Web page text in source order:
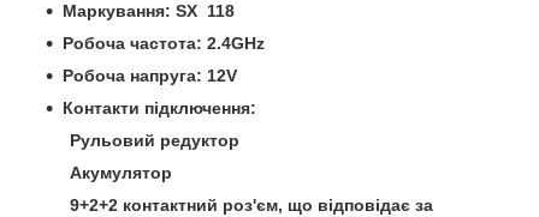
Маркування: SX 118
Робоча частота: 2.4GHz
Робоча напруга: 12V
Контакти підключення:
Рульовий редуктор
Акумулятор
9+2+2 контактний роз'єм, що відповідає за